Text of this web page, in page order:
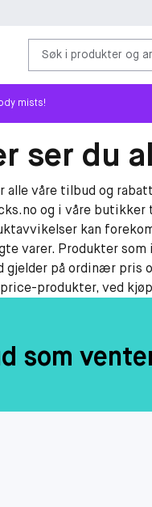
Søk i produkter og
mists!
ser du
alle våre tilbud og
og i våre butikker
kan
varer. Produkter
gjelder på ordinær pris
produkter, ved
som